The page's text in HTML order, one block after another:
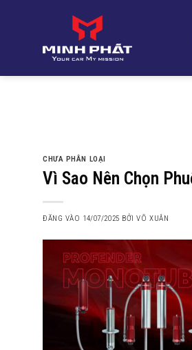
CHƯA PHÂN LOẠI
Vì Sao Nên Chọn
ĐĂNG VÀO 14/07/2025 BỞIVÕ XUÂN